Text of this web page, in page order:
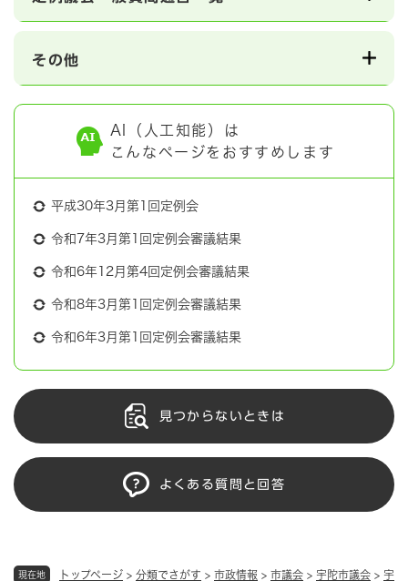
現在地 トップページ > 分類でさがす > 市政情報 > 市議会 > 宇陀市議会 > 宇
その他
AI（人工知能）は
こんなページをおすすめします
平成30年3月第1回定例会
令和7年3月第1回定例会審議結果
令和6年12月第4回定例会審議結果
令和8年3月第1回定例会審議結果
令和6年3月第1回定例会審議結果
見つからないときは
よくある質問と回答